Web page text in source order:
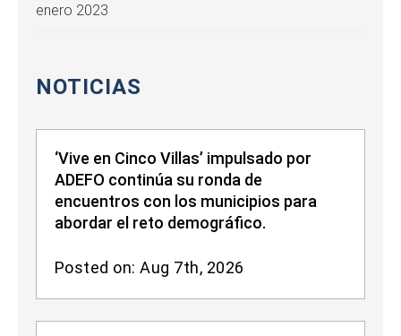
enero 2023
NOTICIAS
‘Vive en Cinco Villas’ impulsado por
ADEFO continúa su ronda de
encuentros con los municipios para
abordar el reto demográfico.
Posted on: Aug 7th, 2026